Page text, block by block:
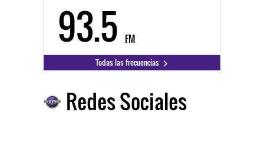
93.5 FM
Todas las frecuencias
Redes Sociales